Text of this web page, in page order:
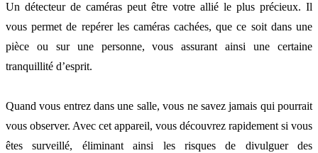
Un détecteur de caméras peut être votre allié le plus précieux. Il
vous permet de repérer les caméras cachées, que ce soit dans une
pièce ou sur une personne, vous assurant ainsi une certaine
tranquillité d’esprit.
Quand vous entrez dans une salle, vous ne savez jamais qui pourrait
vous observer. Avec cet appareil, vous découvrez rapidement si vous
êtes surveillé, éliminant ainsi les risques de divulguer des